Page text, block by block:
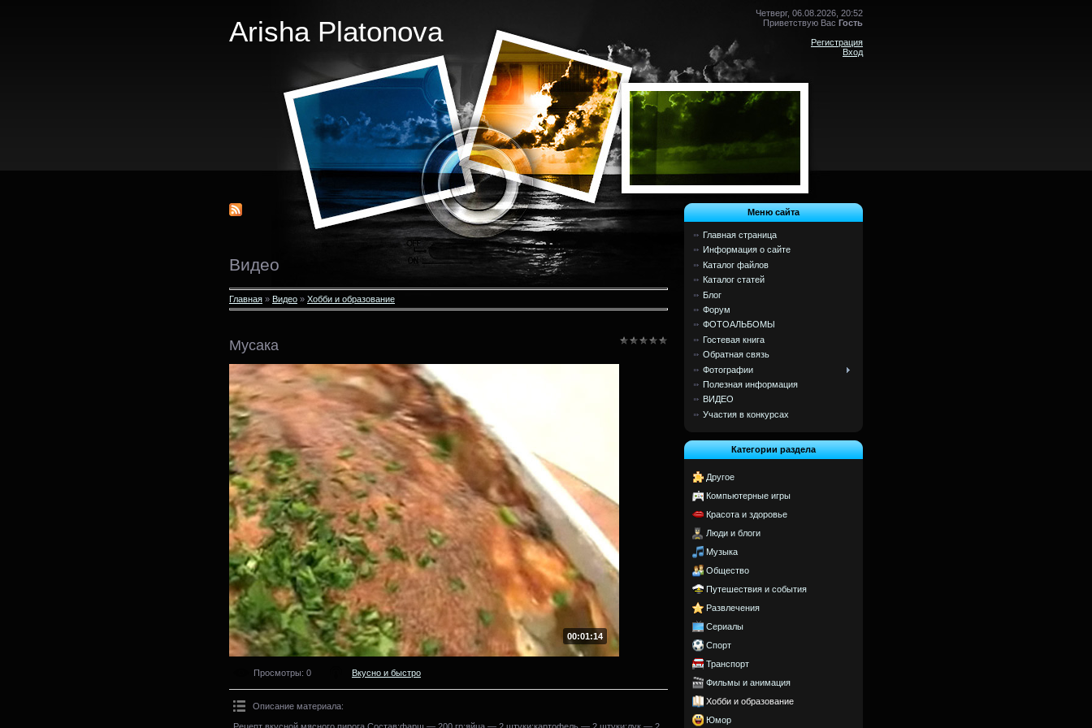
Arisha Platonova
Четверг, 06.08.2026, 20:52
Приветствую Вас Гость
Регистрация
Вход
Видео
Главная » Видео » Хобби и образование
Мусака
00:01:14
Просмотры: 0 Вкусно и быстро
Описание материала:
Рецепт вкусной мясного пирога.Состав:фарш — 200 гр;яйца — 2 штуки;картофель — 2 штуки;лук — 2
Меню сайта
Главная страница
Информация о сайте
Каталог файлов
Каталог статей
Блог
Форум
ФОТОАЛЬБОМЫ
Гостевая книга
Обратная связь
Фотографии
Полезная информация
ВИДЕО
Участия в конкурсах
Категории раздела
Другое
Компьютерные игры
Красота и здоровье
Люди и блоги
Музыка
Общество
Путешествия и события
Развлечения
Сериалы
Спорт
Транспорт
Фильмы и анимация
Хобби и образование
Юмор